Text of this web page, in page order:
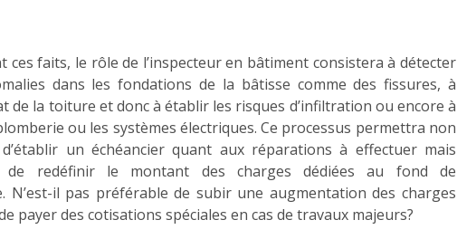
ces faits, le rôle de l’inspecteur en bâtiment consistera à détecter
dans les fondations de la bâtisse comme des fissures, à
de la toiture et donc à établir les risques d’infiltration ou encore à
ou les systèmes électriques. Ce processus permettra non
un échéancier quant aux réparations à effectuer mais
de redéfinir le montant des charges dédiées au fond de
N’est-il pas préférable de subir une augmentation des charges
payer des cotisations spéciales en cas de travaux majeurs?